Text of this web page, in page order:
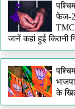
फेज-2
TMC
जानें कहां हुई कितनी
के